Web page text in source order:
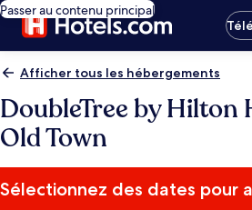
Passer au contenu principal
Afficher tous les hébergements
DoubleTree by Hilton
Old Town
Sélectionnez des dates pour